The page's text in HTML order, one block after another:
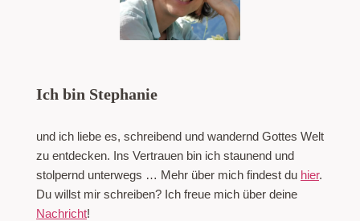
Ich bin Stephanie
und ich liebe es, schreibend und wandernd Gottes Welt
zu entdecken. Ins Vertrauen bin ich staunend und
stolpernd unterwegs … Mehr über mich findest du hier.
Du willst mir schreiben? Ich freue mich über deine
Nachricht!